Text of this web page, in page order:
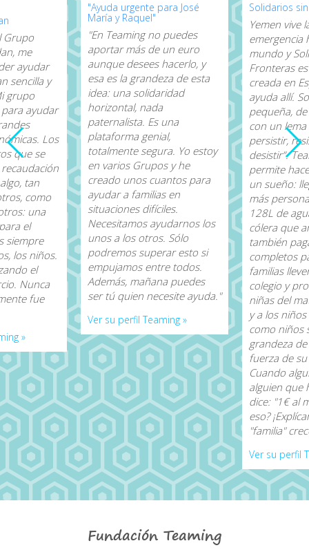
Grupo
me
ayudar
sencilla y
grupo
ayudar
Los
que se
tan
como
una
el
siempre
los niños.
el
Nunca
fue
»
"Ayuda urgente para José
María y Raquel"
"En Teaming no puedes
aportar más de un euro
aunque desees hacerlo, y
esa es la grandeza de esta
idea: una solidaridad
horizontal, nada
paternalista. Es una
plataforma genial,
totalmente segura. Yo estoy
en varios Grupos y he
creado unos cuantos para
ayudar a familias en
situaciones difíciles.
Necesitamos ayudarnos los
unos a los otros. Sólo
podremos superar esto si
empujamos entre todos.
Además, mañana puedes
ser tú quien necesite ayuda."
Ver su perfil Teaming »
Solidarios
Yemen vive
emergencia
mundo y
Fronteras
creada en
ayuda allí.
pequeña,
con un lema
persistir,
desistir”.
permite
un sueño:
más
128L de
cólera que
también
completos
familias
colegio y
niñas del
y a los
como niños
grandeza
fuerza de
Cuando
alguien que
dice: "1€ al
eso?
"familia"
Ver su perfil
Fundación Teaming